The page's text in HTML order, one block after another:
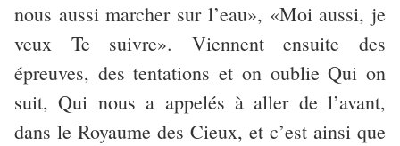
nous aussi marcher sur l’eau», «Moi aussi, je
veux Te suivre». Viennent ensuite des
épreuves, des tentations et on oublie Qui on
suit, Qui nous a appelés à aller de l’avant,
dans le Royaume des Cieux, et c’est ainsi que